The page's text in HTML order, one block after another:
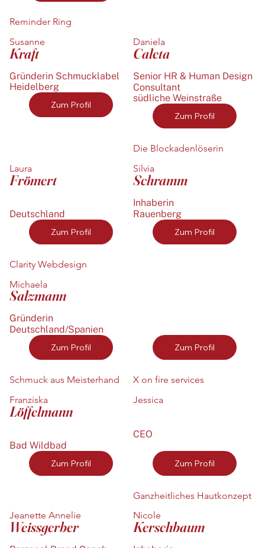
Reminder Ring
Susanne
Kraft
Gründerin Schmucklabel
Heidelberg
Zum Profil
Daniela
Caleta
Senior HR & Human Design
Consultant
südliche Weinstraße
Zum Profil
Laura
Frömert
Deutschland
Zum Profil
Die Blockadenlöserin
Silvia
Schramm
Inhaberin
Rauenberg
Zum Profil
Clarity Webdesign
Michaela
Salzmann
Gründerin
Deutschland/Spanien
Zum Profil Zum Profil
Schmuck aus Meisterhand
Franziska
Löffelmann
Bad Wildbad
Zum Profil
X on fire services
Jessica
CEO
Zum Profil
Jeanette Annelie
Weissgerber
Ganzheitliches Hautkonzept
Nicole
Kerschbaum